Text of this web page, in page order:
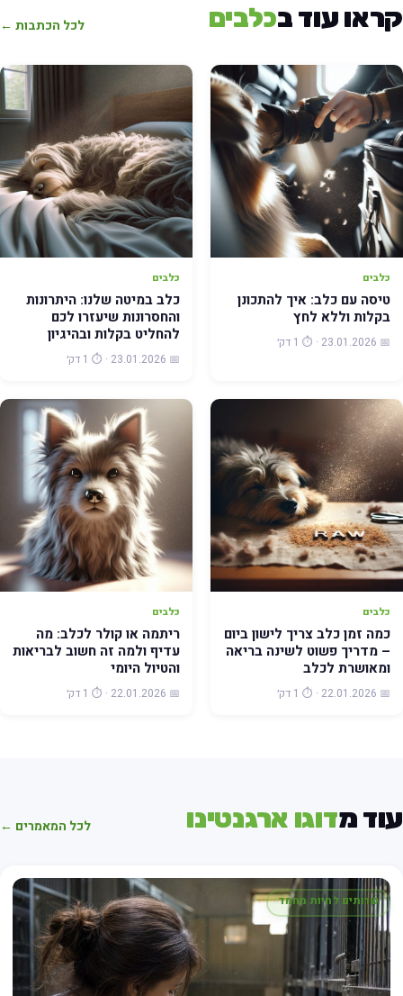
עוד בכלבים לכל הכתבות ←
כלבים
טיסה עם כלב: איך להתכונן
בקלות וללא לחץ
📅 23.01.2026 · ⏱️ 1 דק׳
כלבים
כלב במיטה שלנו: היתרונות
והחסרונות שיעזרו לכם
להחליט בקלות ובהיגיון
📅 23.01.2026 · ⏱️ 1 דק׳
כלבים
כמה זמן כלב צריך לישון ביום
– מדריך פשוט לשינה בריאה
ומאושרת לכלב
📅 22.01.2026 · ⏱️ 1 דק׳
כלבים
ריתמה או קולר לכלב: מה
עדיף ולמה זה חשוב לבריאות
והטיול היומי
📅 22.01.2026 · ⏱️ 1 דק׳
מדוגו ארגנטינו לכל המאמרים ←
שרותים לחיות מחמד